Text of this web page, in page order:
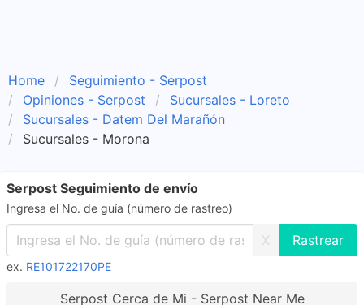
Home
Seguimiento - Serpost
Opiniones - Serpost
Sucursales - Loreto
Sucursales - Datem Del Marañón
Sucursales - Morona
Serpost Seguimiento de envío
Ingresa el No. de guía (número de rastreo)
X
ex. RE101722170PE
Serpost Cerca de Mi - Serpost Near Me